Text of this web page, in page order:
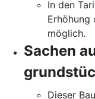
In den
Erhöhung
möglich.
Sachen
Dieser